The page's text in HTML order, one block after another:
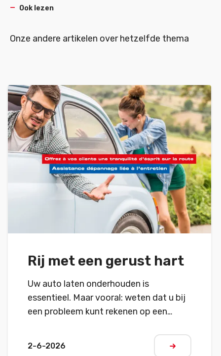
Ook lezen
Onze andere artikelen over hetzelfde thema
Rij met een gerust hart
Uw auto laten onderhouden is
essentieel. Maar vooral: weten dat u bij
een probleem kunt rekenen op een
2-6-2026
Meer lezen